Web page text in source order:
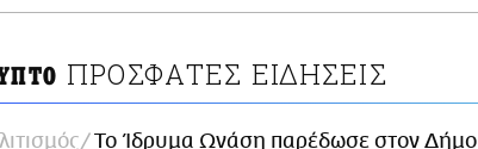
ΠΡΟΣΦΑΤΕΣ ΕΙΔΗΣΕΙΣ
Το Ίδρυμα Ωνάση παρέδωσε στον Δήμο